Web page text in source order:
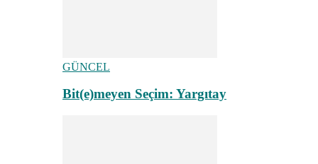
GÜNCEL
Bit(e)meyen Seçim: Yargıtay